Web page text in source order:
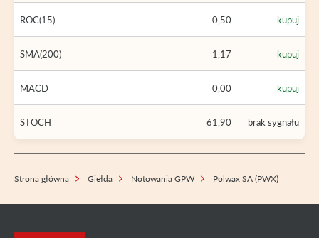
ROC(15) 0,50 kupuj
SMA(200) 1,17 kupuj
MACD 0,00 kupuj
STOCH 61,90 brak sygnału
Strona główna Giełda Notowania GPW Polwax SA (PWX)